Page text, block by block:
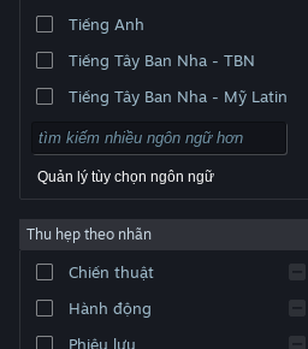
thương hiệu là tài sản của chủ sở hữu tương ứng tại
Pháp lý
Hỗ trợ tiếp cận
ký Steam
|Hoàn tiền|
Tiếng Anh
Tiếng Tây Ban Nha - TBN
Tiếng Tây Ban Nha - Mỹ Latin
Quản lý tùy chọn ngôn ngữ
Thu hẹp theo nhãn
Chiến thuật
Hành động
Phiêu lưu